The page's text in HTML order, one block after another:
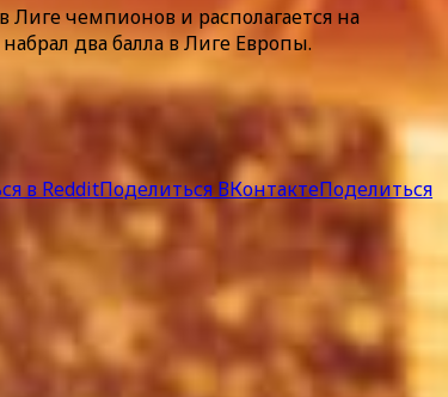
чемпионов и располагается на
два балла в Лиге Европы.
в RedditПоделиться ВКонтактеПоделиться